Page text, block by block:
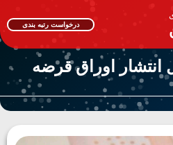
درخواست رتبه بندی
انتشار اوراق قرضه